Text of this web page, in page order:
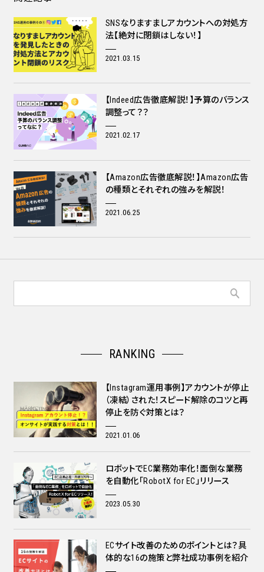
SNSなりますましアカウントへの対処方
法【絶対に閉鎖はしない！】
2021.03.15
【Indeed広告徹底解説！】予算のバランス
調整って？？
2021.02.17
【Amazon広告徹底解説！】Amazon広告
の種類とそれぞれの強みを解説！
2021.06.25
RANKING
【Instagram運用事例】アカウントが停止
（凍結）された！スピード解除のコツと再
停止を防ぐ対策とは？
2021.01.06
ロボットでEC業務効率化！面倒な業務
を自動化「RobotX for EC」リリース
2023.05.30
ECサイト改善のためのポイントとは？具
体的な16の施策と弊社成功事例を紹介